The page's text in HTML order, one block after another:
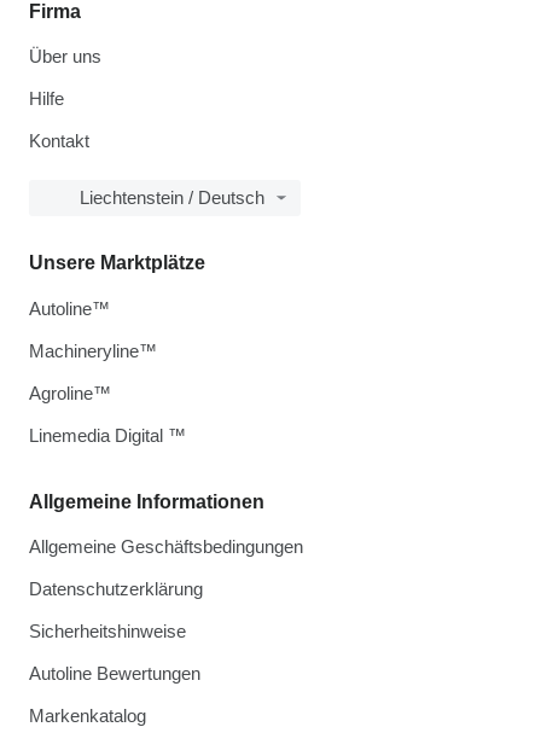
Firma
Über uns
Hilfe
Kontakt
Liechtenstein / Deutsch
Allgemeine Informationen
Allgemeine Geschäftsbedingungen
Datenschutzerklärung
Sicherheitshinweise
Autoline Bewertungen
Markenkatalog
Unsere Marktplätze
Autoline™
Machineryline™
Agroline™
Linemedia Digital ™